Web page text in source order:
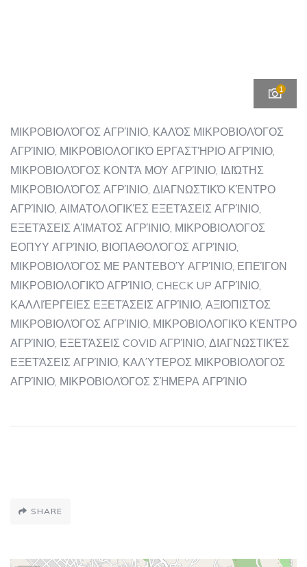
1
ΜΙΚΡΟΒΙΟΛΌΓΟΣ ΑΓΡΊΝΙΟ, ΚΑΛΌΣ ΜΙΚΡΟΒΙΟΛΌΓΟΣ
ΑΓΡΊΝΙΟ, ΜΙΚΡΟΒΙΟΛΟΓΙΚΌ ΕΡΓΑΣΤΉΡΙΟ ΑΓΡΊΝΙΟ,
ΜΙΚΡΟΒΙΟΛΌΓΟΣ ΚΟΝΤΆ ΜΟΥ ΑΓΡΊΝΙΟ, ΙΔΙΏΤΗΣ
ΜΙΚΡΟΒΙΟΛΌΓΟΣ ΑΓΡΊΝΙΟ, ΔΙΑΓΝΩΣΤΙΚΌ ΚΈΝΤΡΟ
ΑΓΡΊΝΙΟ, ΑΙΜΑΤΟΛΟΓΙΚΈΣ ΕΞΕΤΆΣΕΙΣ ΑΓΡΊΝΙΟ,
ΕΞΕΤΆΣΕΙΣ ΑΊΜΑΤΟΣ ΑΓΡΊΝΙΟ, ΜΙΚΡΟΒΙΟΛΌΓΟΣ
ΕΟΠΥΥ ΑΓΡΊΝΙΟ, ΒΙΟΠΑΘΟΛΌΓΟΣ ΑΓΡΊΝΙΟ,
ΜΙΚΡΟΒΙΟΛΌΓΟΣ ΜΕ ΡΑΝΤΕΒΟΎ ΑΓΡΊΝΙΟ, ΕΠΕΊΓΟΝ
ΜΙΚΡΟΒΙΟΛΟΓΙΚΌ ΑΓΡΊΝΙΟ, CHECK UP ΑΓΡΊΝΙΟ,
ΚΑΛΛΙΈΡΓΕΙΕΣ ΕΞΕΤΆΣΕΙΣ ΑΓΡΊΝΙΟ, ΑΞΙΌΠΙΣΤΟΣ
ΜΙΚΡΟΒΙΟΛΌΓΟΣ ΑΓΡΊΝΙΟ, ΜΙΚΡΟΒΙΟΛΟΓΙΚΌ ΚΈΝΤΡΟ
ΑΓΡΊΝΙΟ, ΕΞΕΤΆΣΕΙΣ COVID ΑΓΡΊΝΙΟ, ΔΙΑΓΝΩΣΤΙΚΈΣ
ΕΞΕΤΆΣΕΙΣ ΑΓΡΊΝΙΟ, ΚΑΛΎΤΕΡΟΣ ΜΙΚΡΟΒΙΟΛΌΓΟΣ
ΑΓΡΊΝΙΟ, ΜΙΚΡΟΒΙΟΛΌΓΟΣ ΣΉΜΕΡΑ ΑΓΡΊΝΙΟ
SHARE